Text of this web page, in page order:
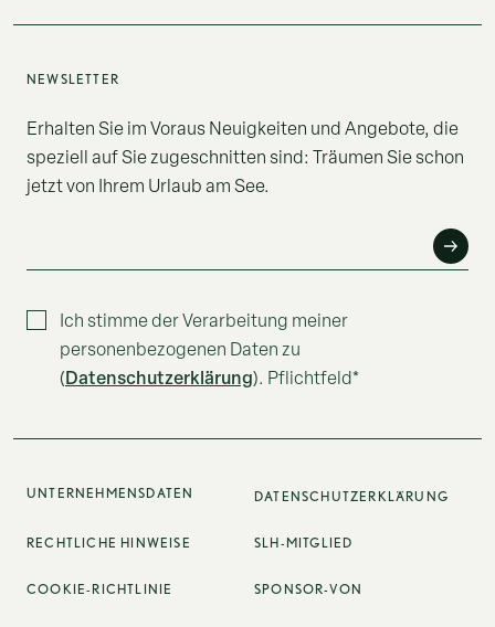
NEWSLETTER
Erhalten Sie im Voraus Neuigkeiten und Angebote, die
speziell auf Sie zugeschnitten sind: Träumen Sie schon
jetzt von Ihrem Urlaub am See.
Ich stimme der Verarbeitung meiner
personenbezogenen Daten zu
(Datenschutzerklärung). Pflichtfeld*
UNTERNEHMENSDATEN DATENSCHUTZERKLÄRUNG
RECHTLICHE HINWEISE SLH-MITGLIED
COOKIE-RICHTLINIE SPONSOR-VON